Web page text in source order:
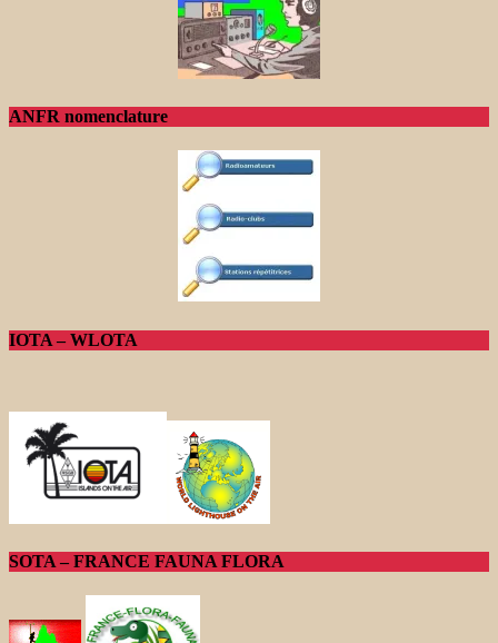
ANFR nomenclature
IOTA – WLOTA
SOTA – FRANCE FAUNA FLORA